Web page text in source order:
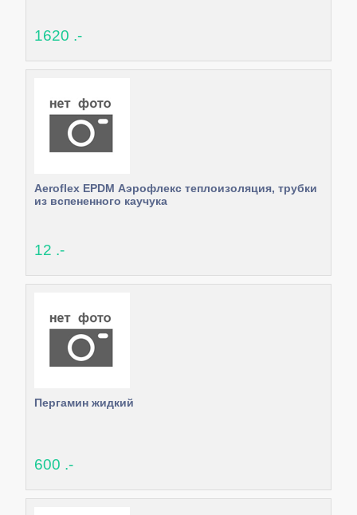
1620 .-
Aeroflex EPDM Аэрофлекс теплоизоляция, трубки
из вспененного каучука
12 .-
Пергамин жидкий
600 .-